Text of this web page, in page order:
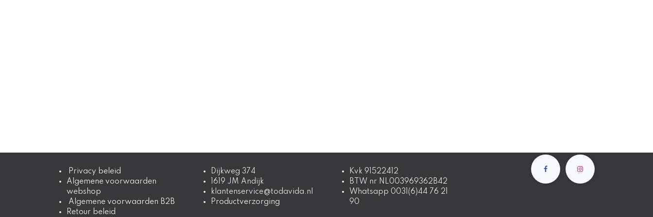
​​​​​​​​​​​​​​​ Privac​y​ ​​​b​e​l​e​i​d
Algemene voorwaarden
webshop
Algemene voorwaarden B2B
Retour beleid
Dijkweg 374
1619 JM Andijk
klantenservice@todavida.nl
Productverzorging
Kvk 91522412
BTW nr NL003969362B42
Whatsapp 0031(6)44 76 21
90